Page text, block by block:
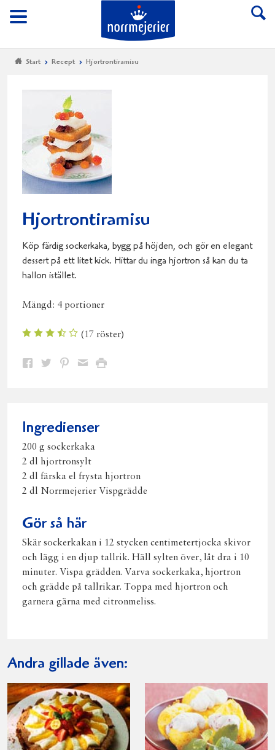
Meny
Till Norrmejerier
Start Recept Hjortrontiramisu
Hjortrontiramisu
Köp färdig sockerkaka, bygg på höjden, och gör en elegant
dessert på ett litet kick. Hittar du inga hjortron så kan du ta
hallon istället.
Mängd: 4 portioner
(17 röster)
Dela Dela Dela DelaSkriv
Ingredienser
200 g sockerkaka
2 dl hjortronsylt
2 dl färska el frysta hjortron
2 dl Norrmejerier Vispgrädde
Gör så här
Skär sockerkakan i 12 stycken centimetertjocka skivor
och lägg i en djup tallrik. Häll sylten över, låt dra i 10
minuter. Vispa grädden. Varva sockerkaka, hjortron
och grädde på tallrikar. Toppa med hjortron och
garnera gärna med citronmeliss.
Andra gillade även: